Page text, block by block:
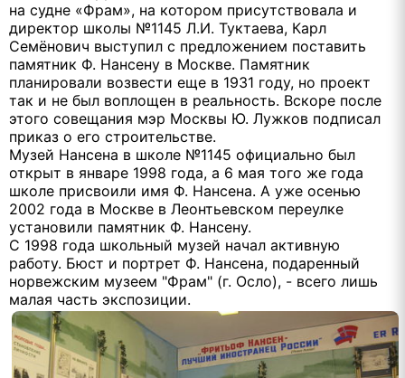
на судне «Фрам», на котором присутствовала и
директор школы №1145 Л.И. Туктаева, Карл
Семёнович выступил с предложением поставить
памятник Ф. Нансену в Москве. Памятник
планировали возвести еще в 1931 году, но проект
так и не был воплощен в реальность. Вскоре после
этого совещания мэр Москвы Ю. Лужков подписал
приказ о его строительстве.
Музей Нансена в школе №1145 официально был
открыт в январе 1998 года, а 6 мая того же года
школе присвоили имя Ф. Нансена. А уже осенью
2002 года в Москве в Леонтьевском переулке
установили памятник Ф. Нансену.
С 1998 года школьный музей начал активную
работу. Бюст и портрет Ф. Нансена, подаренный
норвежским музеем "Фрам" (г. Осло), - всего лишь
малая часть экспозиции.